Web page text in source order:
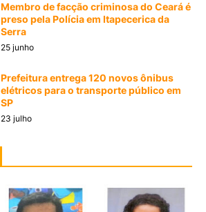
Membro de facção criminosa do Ceará é
preso pela Polícia em Itapecerica da
Serra
25 junho
Prefeitura entrega 120 novos ônibus
elétricos para o transporte público em
SP
23 julho